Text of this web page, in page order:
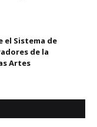
el Sistema de
de la
Artes